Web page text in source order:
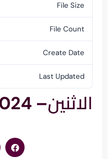
File Size
File Count
Create Date
Last Updated
الاثنين– 23.9.2024